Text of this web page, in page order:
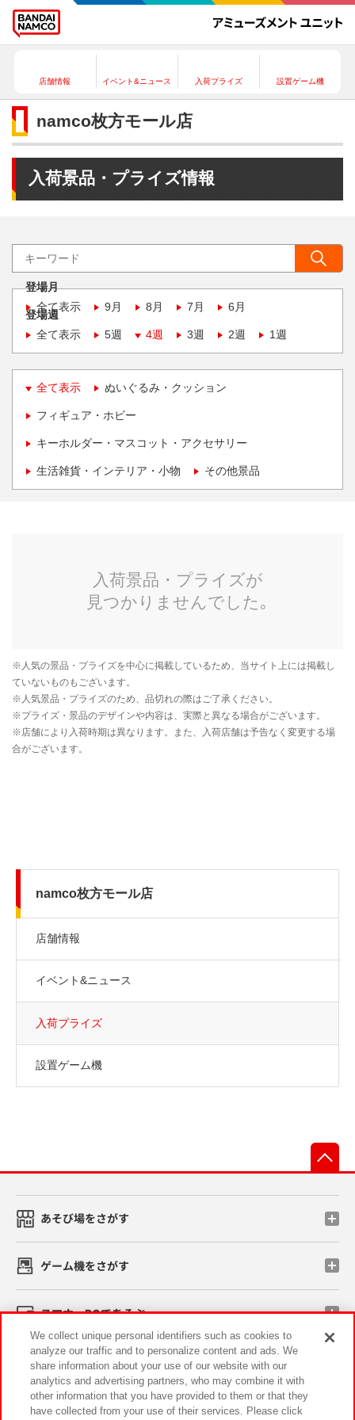
店舗情報 イベント&ニュース 入荷プライズ 設置ゲーム機
namco枚方モール店
入荷景品・プライズ情報
登場月
全て表示
9月 8月 7月 6月
登場週
全て表示
5週 4週 3週 2週 1週
全て表示 ぬいぐるみ・クッション
フィギュア・ホビー
キーホルダー・マスコット・アクセサリー
生活雑貨・インテリア・小物 その他景品
namco枚方モール店
店舗情報
イベント&ニュース
入荷プライズ
設置ゲーム機
あそび場をさがす
ゲーム機をさがす
スマホ・PCであそぶ
イベント・キャンペーン
We collect unique personal identifiers such as cookies to
analyze our traffic and to personalize content and ads. We
share information about your use of our website with our
analytics and advertising partners, who may combine it with
other information that you have provided to them or that they
have collected from your use of their services. Please click